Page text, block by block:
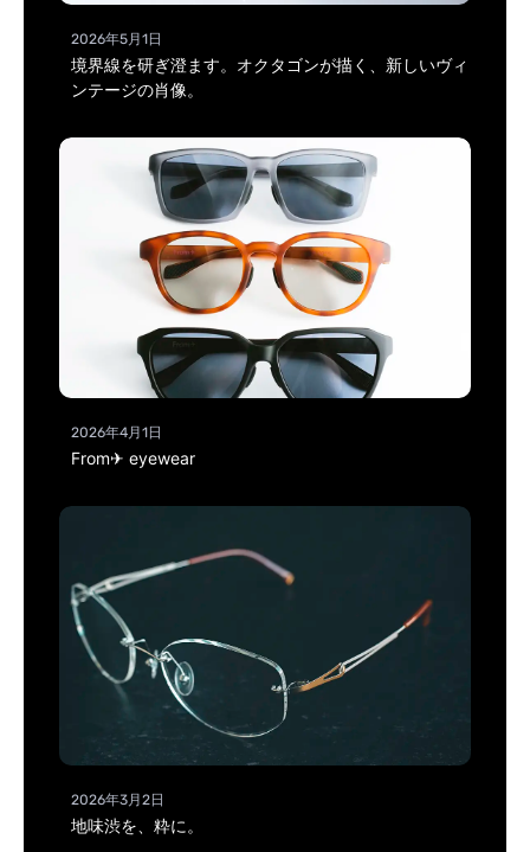
2026年5月1日
境界線を研ぎ澄ます。オクタゴンが描く、新しいヴィ
ンテージの肖像。
2026年4月1日
From✈ eyewear
2026年3月2日
地味渋を、粋に。